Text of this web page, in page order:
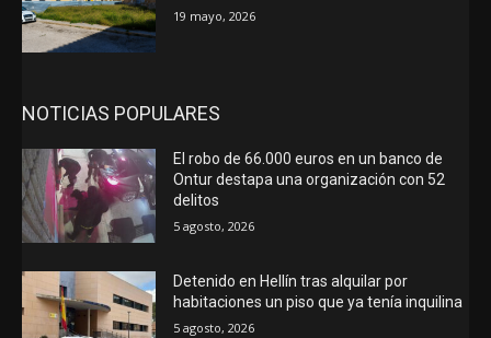
19 mayo, 2026
NOTICIAS POPULARES
El robo de 66.000 euros en un banco de
Ontur destapa una organización con 52
delitos
5 agosto, 2026
Detenido en Hellín tras alquilar por
habitaciones un piso que ya tenía inquilina
5 agosto, 2026